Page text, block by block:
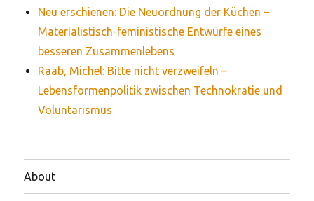
Neu erschienen: Die Neuordnung der Küchen –
Materialistisch-feministische Entwürfe eines
besseren Zusammenlebens
Raab, Michel: Bitte nicht verzweifeln –
Lebensformenpolitik zwischen Technokratie und
Voluntarismus
About